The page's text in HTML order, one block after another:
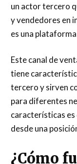
un actor tercero
y vendedores en
es una
Este canal de
tiene
tercero y sirven
para diferentes
características es
desde una
¿Cómo